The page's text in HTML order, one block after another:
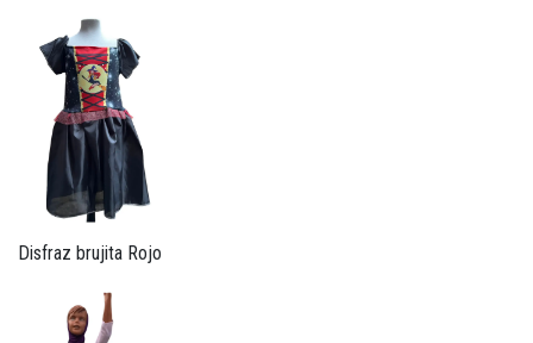
Disfraz brujita Rojo